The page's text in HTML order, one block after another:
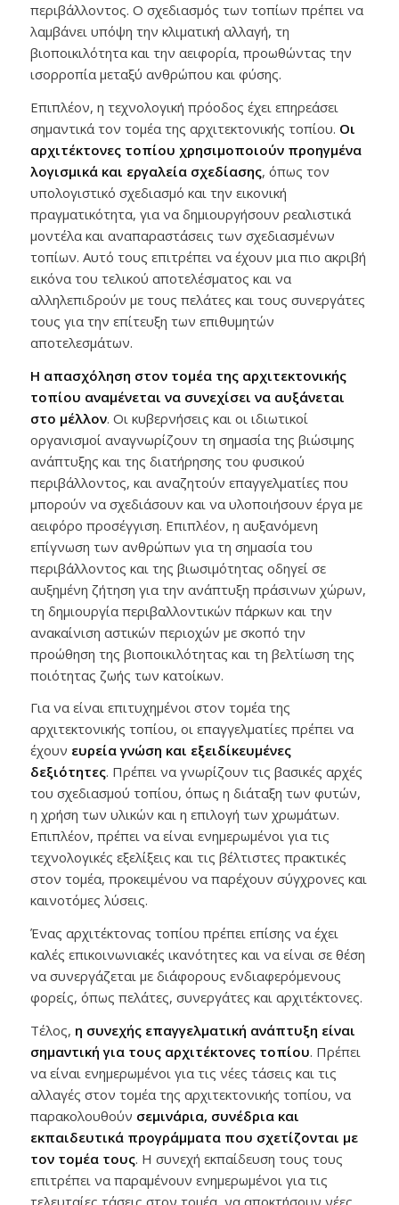
περιβάλλοντος. Ο σχεδιασμός των τοπίων πρέπει να
λαμβάνει υπόψη την κλιματική αλλαγή, τη
βιοποικιλότητα και την αειφορία, προωθώντας την
ισορροπία μεταξύ ανθρώπου και φύσης.
Επιπλέον, η τεχνολογική πρόοδος έχει επηρεάσει
σημαντικά τον τομέα της αρχιτεκτονικής τοπίου. Οι
αρχιτέκτονες τοπίου χρησιμοποιούν προηγμένα
λογισμικά και εργαλεία σχεδίασης, όπως τον
υπολογιστικό σχεδιασμό και την εικονική
πραγματικότητα, για να δημιουργήσουν ρεαλιστικά
μοντέλα και αναπαραστάσεις των σχεδιασμένων
τοπίων. Αυτό τους επιτρέπει να έχουν μια πιο ακριβή
εικόνα του τελικού αποτελέσματος και να
αλληλεπιδρούν με τους πελάτες και τους συνεργάτες
τους για την επίτευξη των επιθυμητών
αποτελεσμάτων.
Η απασχόληση στον τομέα της αρχιτεκτονικής
τοπίου αναμένεται να συνεχίσει να αυξάνεται
στο μέλλον. Οι κυβερνήσεις και οι ιδιωτικοί
οργανισμοί αναγνωρίζουν τη σημασία της βιώσιμης
ανάπτυξης και της διατήρησης του φυσικού
περιβάλλοντος, και αναζητούν επαγγελματίες που
μπορούν να σχεδιάσουν και να υλοποιήσουν έργα με
αειφόρο προσέγγιση. Επιπλέον, η αυξανόμενη
επίγνωση των ανθρώπων για τη σημασία του
περιβάλλοντος και της βιωσιμότητας οδηγεί σε
αυξημένη ζήτηση για την ανάπτυξη πράσινων χώρων,
τη δημιουργία περιβαλλοντικών πάρκων και την
ανακαίνιση αστικών περιοχών με σκοπό την
προώθηση της βιοποικιλότητας και τη βελτίωση της
ποιότητας ζωής των κατοίκων.
Για να είναι επιτυχημένοι στον τομέα της
αρχιτεκτονικής τοπίου, οι επαγγελματίες πρέπει να
έχουν ευρεία γνώση και εξειδίκευμένες
δεξιότητες. Πρέπει να γνωρίζουν τις βασικές αρχές
του σχεδιασμού τοπίου, όπως η διάταξη των φυτών,
η χρήση των υλικών και η επιλογή των χρωμάτων.
Επιπλέον, πρέπει να είναι ενημερωμένοι για τις
τεχνολογικές εξελίξεις και τις βέλτιστες πρακτικές
στον τομέα, προκειμένου να παρέχουν σύγχρονες και
καινοτόμες λύσεις.
Ένας αρχιτέκτονας τοπίου πρέπει επίσης να έχει
καλές επικοινωνιακές ικανότητες και να είναι σε θέση
να συνεργάζεται με διάφορους ενδιαφερόμενους
φορείς, όπως πελάτες, συνεργάτες και αρχιτέκτονες.
Τέλος, η συνεχής επαγγελματική ανάπτυξη είναι
σημαντική για τους αρχιτέκτονες τοπίου. Πρέπει
να είναι ενημερωμένοι για τις νέες τάσεις και τις
αλλαγές στον τομέα της αρχιτεκτονικής τοπίου, να
παρακολουθούν σεμινάρια, συνέδρια και
εκπαιδευτικά προγράμματα που σχετίζονται με
τον τομέα τους. Η συνεχή εκπαίδευση τους τους
επιτρέπει να παραμένουν ενημερωμένοι για τις
τελευταίες τάσεις στον τομέα, να αποκτήσουν νέες